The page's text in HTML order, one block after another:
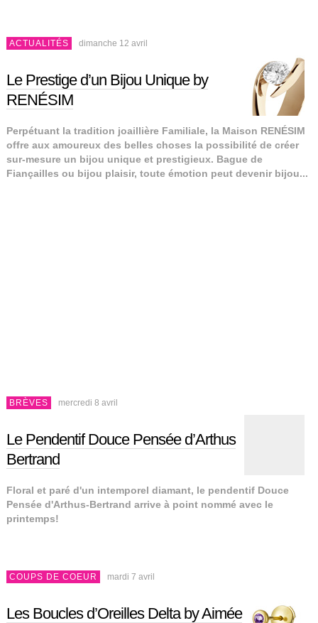
ACTUALITÉS dimanche 12 avril
Le Prestige d’un Bijou Unique by
RENÉSIM
Perpétuant la tradition joaillière Familiale, la Maison RENÉSIM
offre aux amoureux des belles choses la possibilité de créer
sur-mesure un bijou unique et prestigieux. Bague de
Fiançailles ou bijou plaisir, toute émotion peut devenir bijou...
BRÈVES mercredi 8 avril
Le Pendentif Douce Pensée d’Arthus
Bertrand
Floral et paré d'un intemporel diamant, le pendentif Douce
Pensée d'Arthus-Bertrand arrive à point nommé avec le
printemps!
COUPS DE COEUR mardi 7 avril
Les Boucles d’Oreilles Delta by Aimée